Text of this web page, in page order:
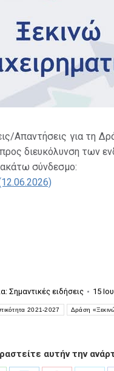
Απαντήσεις για τη
διευκόλυνση των
σύνδεσμο:
Σημαντικές ειδήσεις
15
2021-2027 Δράση
αυτήν την